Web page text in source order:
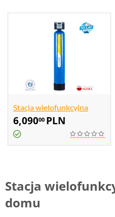
Stacja wielofunkcyjna
Ecoperla Multitower S
6,09000 PLN
Stacja
domu